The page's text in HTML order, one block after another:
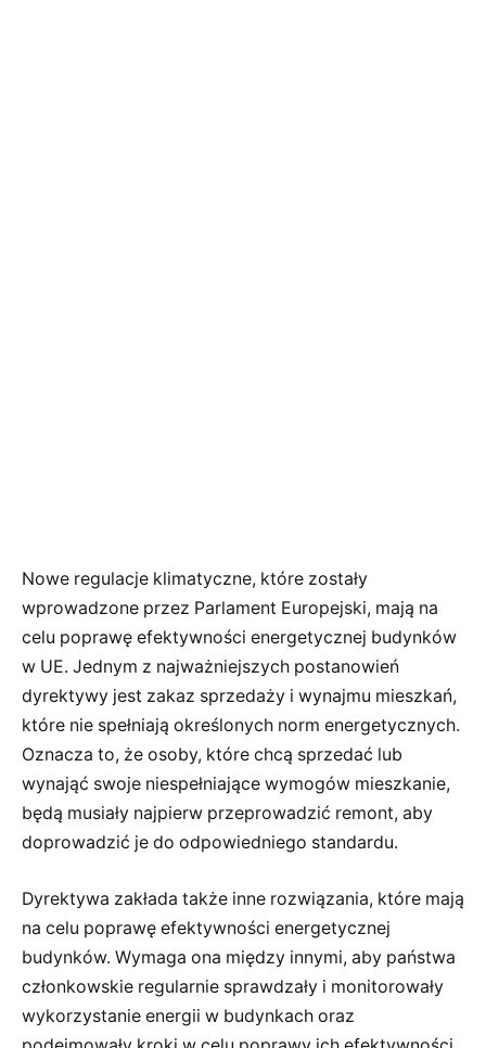
Nowe regulacje klimatyczne, które zostały
wprowadzone przez Parlament Europejski, mają na
celu poprawę efektywności energetycznej budynków
w UE. Jednym z najważniejszych postanowień
dyrektywy jest zakaz sprzedaży i wynajmu mieszkań,
które nie spełniają określonych norm energetycznych.
Oznacza to, że osoby, które chcą sprzedać lub
wynająć swoje niespełniające wymogów mieszkanie,
będą musiały najpierw przeprowadzić remont, aby
doprowadzić je do odpowiedniego standardu.
Dyrektywa zakłada także inne rozwiązania, które mają
na celu poprawę efektywności energetycznej
budynków. Wymaga ona między innymi, aby państwa
członkowskie regularnie sprawdzały i monitorowały
wykorzystanie energii w budynkach oraz